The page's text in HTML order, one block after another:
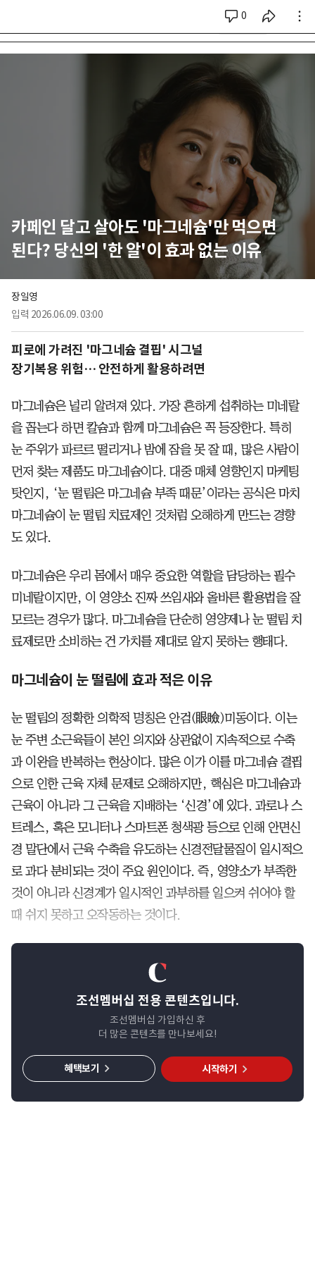
0
시리즈 전체
카페인 달고 살아도 '마그네슘'만 먹으면
된다? 당신의 '한 알'이 효과 없는 이유
장일영
입력 2026.06.09. 03:00
피로에 가려진 '마그네슘 결핍' 시그널
장기복용 위험… 안전하게 활용하려면
마그네슘은 널리 알려져 있다. 가장 흔하게 섭취하는 미네랄
을 꼽는다 하면 칼슘과 함께 마그네슘은 꼭 등장한다. 특히
눈 주위가 파르르 떨리거나 밤에 잠을 못 잘 때, 많은 사람이
먼저 찾는 제품도 마그네슘이다. 대중 매체 영향인지 마케팅
탓인지, ‘눈 떨림은 마그네슘 부족 때문’이라는 공식은 마치
마그네슘이 눈 떨림 치료제인 것처럼 오해하게 만드는 경향
도 있다.
마그네슘은 우리 몸에서 매우 중요한 역할을 담당하는 필수
미네랄이지만, 이 영양소 진짜 쓰임새와 올바른 활용법을 잘
모르는 경우가 많다. 마그네슘을 단순히 영양제나 눈 떨림 치
료제로만 소비하는 건 가치를 제대로 알지 못하는 행태다.
마그네슘이 눈 떨림에 효과 적은 이유
눈 떨림의 정확한 의학적 명칭은 안검(眼瞼)미동이다. 이는
눈 주변 소근육들이 본인 의지와 상관없이 지속적으로 수축
과 이완을 반복하는 현상이다. 많은 이가 이를 마그네슘 결핍
으로 인한 근육 자체 문제로 오해하지만, 핵심은 마그네슘과
근육이 아니라 그 근육을 지배하는 ‘신경’에 있다. 과로나 스
트레스, 혹은 모니터나 스마트폰 청색광 등으로 인해 안면신
경 말단에서 근육 수축을 유도하는 신경전달물질이 일시적으
로 과다 분비되는 것이 주요 원인이다. 즉, 영양소가 부족한
것이 아니라 신경계가 일시적인 과부하를 일으켜 쉬어야 할
때 쉬지 못하고 오작동하는 것이다.
조선멤버십 전용 콘텐츠입니다.
조선멤버십 가입하신 후
더 많은 콘텐츠를 만나보세요!
시작하기
혜택보기